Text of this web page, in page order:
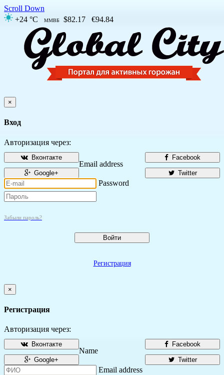
Scroll Down
+24 °C
ММВБ $82.17 €94.84
×
Вход
Авторизация через:
Facebook
Вконтакте
Twitter
Google+
Email address
Password
Забыли пароль?
Войти
Регистрация
×
Регистрация
Авторизация через:
Facebook
Вконтакте
Twitter
Google+
Name
Email address